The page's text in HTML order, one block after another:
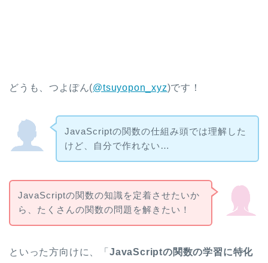
どうも、つよぽん(@tsuyopon_xyz)です！
JavaScriptの関数の仕組み頭では理解した
けど、自分で作れない…
JavaScriptの関数の知識を定着させたいか
ら、たくさんの関数の問題を解きたい！
といった方向けに、「 JavaScriptの関数の学習に特化